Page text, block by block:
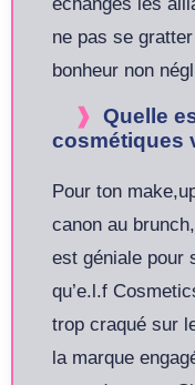
ne pas se
bonheur non
Quelle
cosmétiques
Pour ton
canon au
est géniale pour
qu’e.l.f
trop craqué sur
la marque